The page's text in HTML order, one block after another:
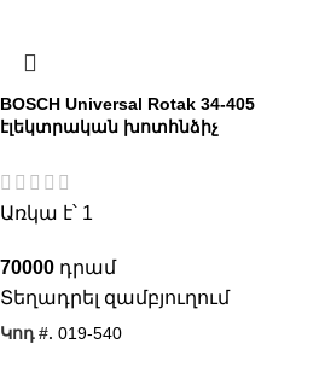
BOSCH Universal Rotak 34-405
էլեկտրական խոտհնձիչ
Առկա է՝ 1
70000
Տեղադրել զամբյուղում
Կոդ #. 019-540